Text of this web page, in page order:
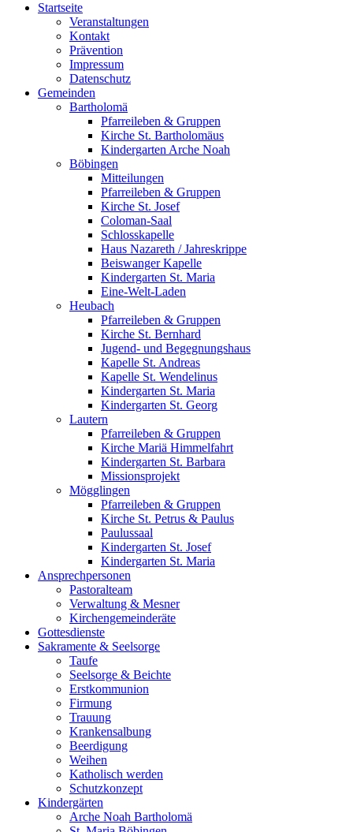
Startseite
Veranstaltungen
Kontakt
Prävention
Impressum
Datenschutz
Gemeinden
Bartholomä
Pfarreileben & Gruppen
Kirche St. Bartholomäus
Kindergarten Arche Noah
Böbingen
Mitteilungen
Pfarreileben & Gruppen
Kirche St. Josef
Coloman-Saal
Schlosskapelle
Haus Nazareth / Jahreskrippe
Beiswanger Kapelle
Kindergarten St. Maria
Eine-Welt-Laden
Heubach
Pfarreileben & Gruppen
Kirche St. Bernhard
Jugend- und Begegnungshaus
Kapelle St. Andreas
Kapelle St. Wendelinus
Kindergarten St. Maria
Kindergarten St. Georg
Lautern
Pfarreileben & Gruppen
Kirche Mariä Himmelfahrt
Kindergarten St. Barbara
Missionsprojekt
Mögglingen
Pfarreileben & Gruppen
Kirche St. Petrus & Paulus
Paulussaal
Kindergarten St. Josef
Kindergarten St. Maria
Ansprechpersonen
Pastoralteam
Verwaltung & Mesner
Kirchengemeinderäte
Gottesdienste
Sakramente & Seelsorge
Taufe
Seelsorge & Beichte
Erstkommunion
Firmung
Trauung
Krankensalbung
Beerdigung
Weihen
Katholisch werden
Schutzkonzept
Kindergärten
Arche Noah Bartholomä